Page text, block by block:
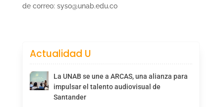
de correo: syso@unab.edu.co
Actualidad U
La UNAB se une a ARCAS, una alianza para
impulsar el talento audiovisual de
Santander